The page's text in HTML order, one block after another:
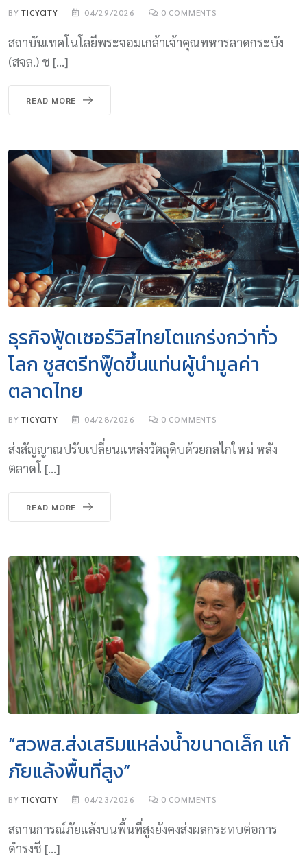
BYTICYCITY 04/29/2026 0 COMMENTS
สถาบันเทคโนโลยีพระจอมเกล้าเจ้าคุณทหารลาดกระบัง
(สจล.) ช […]
READ MORE
ธุรกิจฟู้ดเซอร์วิสไทยโตแกร่งกว่าทั่ว
โลก ชูสตรีทฟู๊ดขึ้นแท่นผู้นำมูลค่า
ตลาดไทย
BYTICYCITY 04/28/2026 0 COMMENTS
ส่งสัญญาณปรับเปลี่ยนแหล่งวัตถุดิบด้วยกลไกใหม่ หลัง
ตลาดโ […]
READ MORE
“สวพส.ส่งเสริมแหล่งน้ำขนาดเล็ก แก้
ภัยแล้งพื้นที่สูง”
BYTICYCITY 04/23/2026 0 COMMENTS
สถานการณ์ภัยแล้งบนพื้นที่สูงยังคงส่งผลกระทบต่อการ
ดำรงชี […]